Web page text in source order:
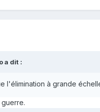
a dit :
l'élimination à grande